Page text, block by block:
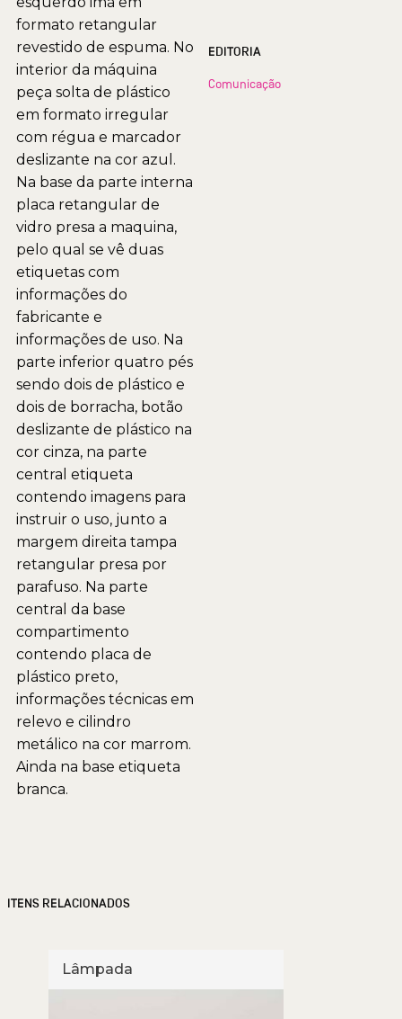
formato retangular
revestido de espuma. No
interior da máquina
peça solta de plástico
em formato irregular
com régua e marcador
deslizante na cor azul.
Na base da parte interna
placa retangular de
vidro presa a maquina,
pelo qual se vê duas
etiquetas com
informações do
fabricante e
informações de uso. Na
parte inferior quatro pés
sendo dois de plástico e
dois de borracha, botão
deslizante de plástico na
cor cinza, na parte
central etiqueta
contendo imagens para
instruir o uso, junto a
margem direita tampa
retangular presa por
parafuso. Na parte
central da base
compartimento
contendo placa de
plástico preto,
informações técnicas em
relevo e cilindro
metálico na cor marrom.
Ainda na base etiqueta
branca.
EDITORIA
Comunicação
ITENS RELACIONADOS
Lâmpada